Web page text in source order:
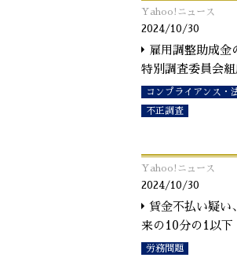
Yahoo!ニュース
2024/10/30
雇用調整助成金
特別調査委員会
コンプライアンス・
不正調査
Yahoo!ニュース
2024/10/30
賃金不払い疑
来の10分の1以下
労務問題